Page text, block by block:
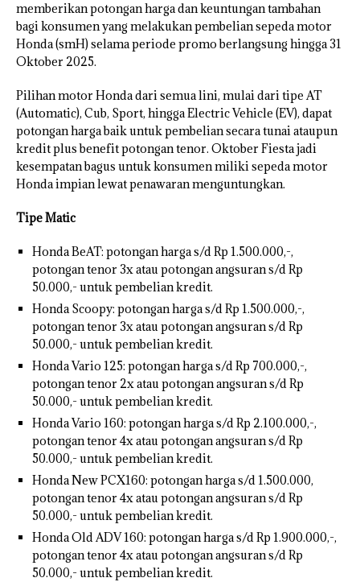
memberikan potongan harga dan keuntungan tambahan
bagi konsumen yang melakukan pembelian sepeda motor
Honda (smH) selama periode promo berlangsung hingga 31
Oktober 2025.
Pilihan motor Honda dari semua lini, mulai dari tipe AT
(Automatic), Cub, Sport, hingga Electric Vehicle (EV), dapat
potongan harga baik untuk pembelian secara tunai ataupun
kredit plus benefit potongan tenor. Oktober Fiesta jadi
kesempatan bagus untuk konsumen miliki sepeda motor
Honda impian lewat penawaran menguntungkan.
Tipe Matic
Honda BeAT: potongan harga s/d Rp 1.500.000,-,
potongan tenor 3x atau potongan angsuran s/d Rp
50.000,- untuk pembelian kredit.
Honda Scoopy: potongan harga s/d Rp 1.500.000,-,
potongan tenor 3x atau potongan angsuran s/d Rp
50.000,- untuk pembelian kredit.
Honda Vario 125: potongan harga s/d Rp 700.000,-,
potongan tenor 2x atau potongan angsuran s/d Rp
50.000,- untuk pembelian kredit.
Honda Vario 160: potongan harga s/d Rp 2.100.000,-,
potongan tenor 4x atau potongan angsuran s/d Rp
50.000,- untuk pembelian kredit.
Honda New PCX160: potongan harga s/d 1.500.000,
potongan tenor 4x atau potongan angsuran s/d Rp
50.000,- untuk pembelian kredit.
Honda Old ADV 160: potongan harga s/d Rp 1.900.000,-,
potongan tenor 4x atau potongan angsuran s/d Rp
50.000,- untuk pembelian kredit.